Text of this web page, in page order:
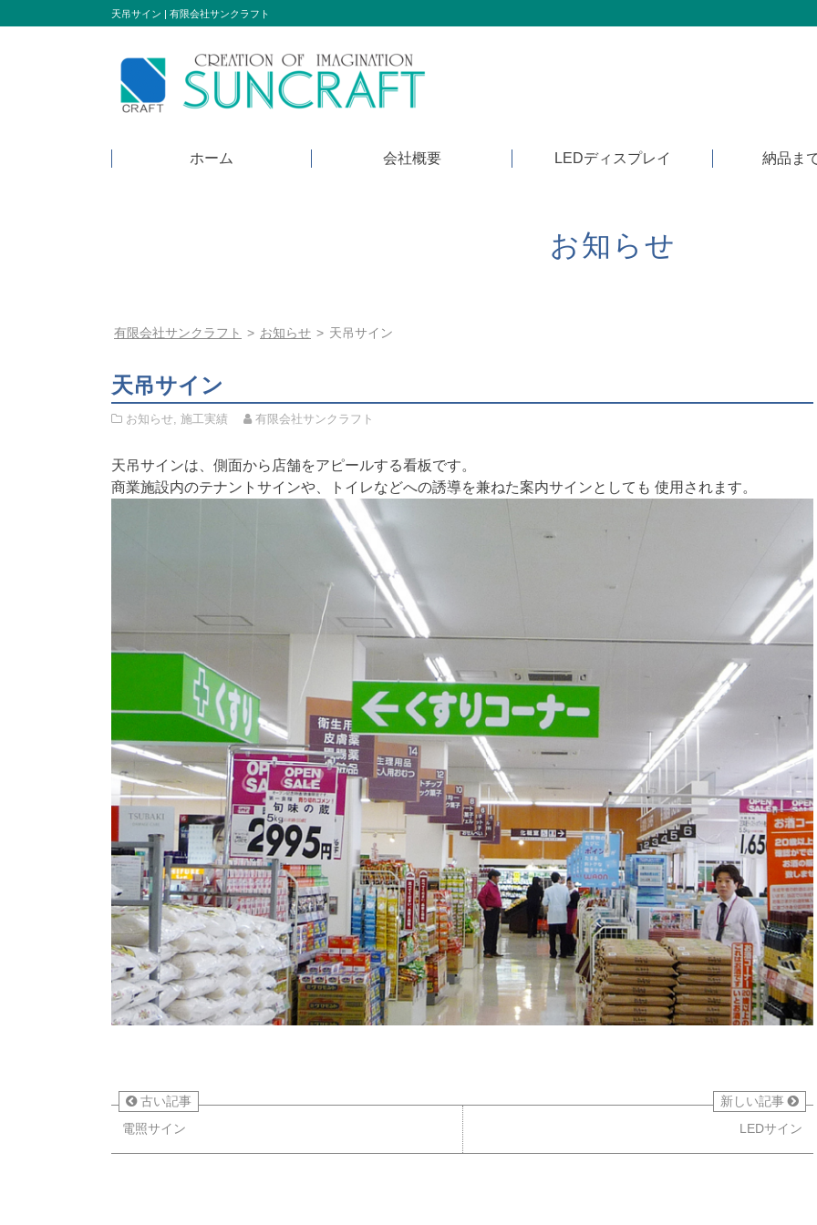
to
天吊サイン | 有限会社サンクラフト
ホーム 会社概要 LEDディスプレイ 納品ま
お知らせ
有限会社サンクラフト > お知らせ > 天吊サイン
天吊サイン
お知らせ 施工実績 有限会社サンクラフト
天吊サインは、側面から店舗をアピールする看板です。
商業施設内のテナントサインや、トイレなどへの誘導を兼ねた案内サインとしても 使用されます。
古い記事
電照サイン
新しい記事
LEDサイン